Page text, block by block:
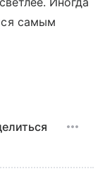
самым